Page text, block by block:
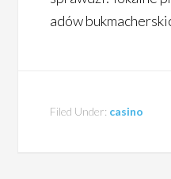
adów
Filed Under: casino